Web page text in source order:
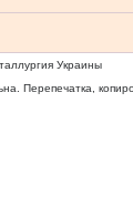
Украины
Перепечатка,